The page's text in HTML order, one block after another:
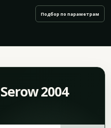
Подбор по параметрам
2004